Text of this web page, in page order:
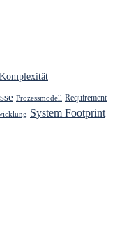
Komplexität
Prozessmodell Requirement
System Footprint